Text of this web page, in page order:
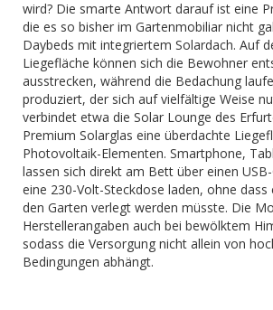
wird? Die smarte Antwort darauf ist eine
die es so bisher im Gartenmobiliar nicht
Daybeds mit integriertem Solardach. Auf
Liegefläche können sich die Bewohner
ausstrecken, während die Bedachung
produziert, der sich auf vielfältige Weise
verbindet etwa die Solar Lounge des
Premium Solarglas eine überdachte
Photovoltaik-Elementen. Smartphone,
lassen sich direkt am Bett über einen
eine 230-Volt-Steckdose laden, ohne dass
den Garten verlegt werden müsste. Die
Herstellerangaben auch bei bewölktem
sodass die Versorgung nicht allein von
Bedingungen abhängt.